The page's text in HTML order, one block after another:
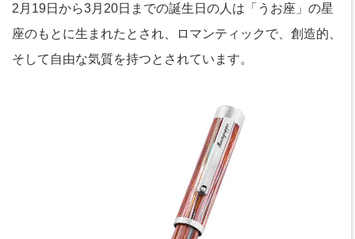
2月19日から3月20日までの誕生日の人は「うお座」の星
座のもとに生まれたとされ、ロマンティックで、創造的、
そして自由な気質を持つとされています。